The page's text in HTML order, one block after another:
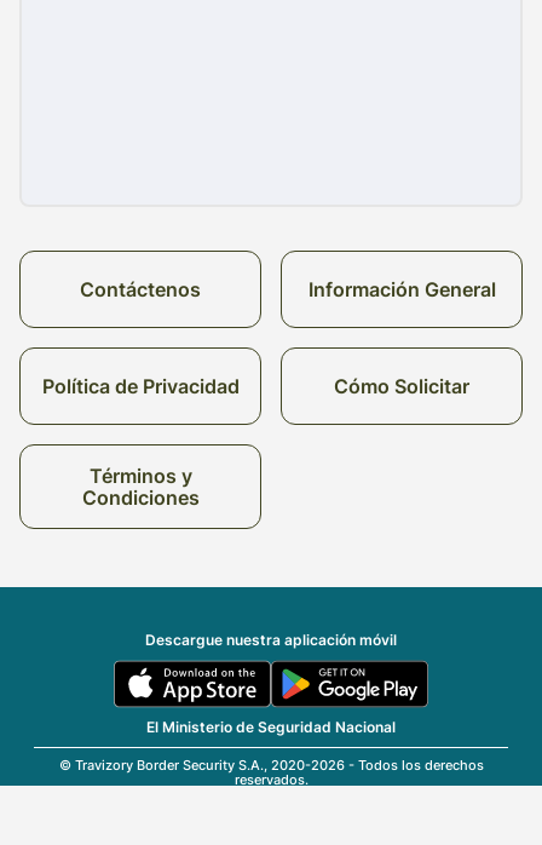
Contáctenos Información General
Política de Privacidad Cómo Solicitar
Términos y
Condiciones
Descargue nuestra aplicación móvil
El Ministerio de Seguridad Nacional
© Travizory Border Security S.A., 2020-2026 - Todos los derechos
reservados.